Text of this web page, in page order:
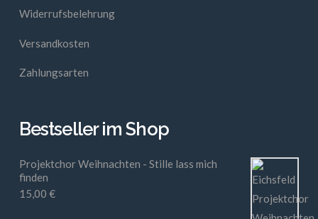
Widerrufsbelehrung
Versandkosten
Zahlungsarten
Bestseller im Shop
Projektchor Weihnachten - Stille lass mich
finden
15,00 €